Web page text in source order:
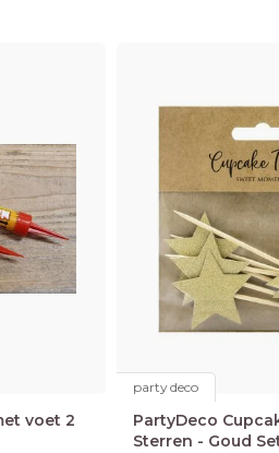
voet 2
party deco
PartyDeco
Sterren - Goud